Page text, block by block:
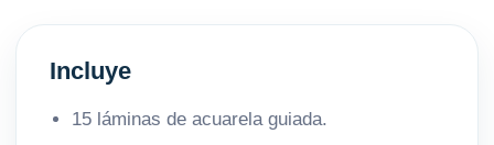
Incluye
15 láminas de acuarela guiada.